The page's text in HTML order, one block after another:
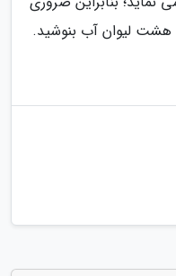
لیوان آب بنوشید.